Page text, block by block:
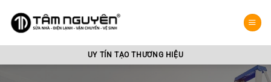
qua
dung
UY TÍN TẠO THƯƠNG HIỆU